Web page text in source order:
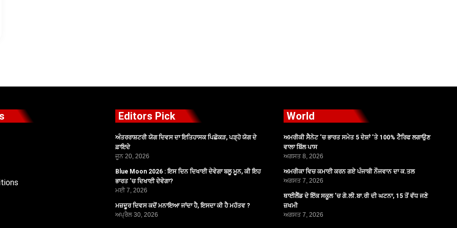
Editors Pick
ਅੰਤਰਰਾਸ਼ਟਰੀ ਯੋਗ ਦਿਵਸ ਦਾ ਇਤਿਹਾਸਕ ਪਿਛੋਕੜ, ਪੜ੍ਹੋ ਯੋਗ ਦੇ
ਫ਼ਾਇਦੇ
ਜੂਨ 20, 2026
Blue Moon 2026 : ਇਸ ਦਿਨ ਦਿਖਾਈ ਦੇਵੇਗਾ ਬਲੂ ਮੂਨ, ਕੀ ਇਹ
ਭਾਰਤ ‘ਚ ਦਿਖਾਈ ਦੇਵੇਗਾ?
ਮਈ 7, 2026
ਮਜ਼ਦੂਰ ਦਿਵਸ ਕਦੋਂ ਮਨਾਇਆ ਜਾਂਦਾ ਹੈ, ਇਸਦਾ ਕੀ ਹੈ ਮਹੱਤਵ ?
ਅਪ੍ਰੈਲ 30, 2026
World
ਅਮਰੀਕੀ ਸੈਨੇਟ ‘ਚ ਭਾਰਤ ਸਮੇਤ 5 ਦੇਸ਼ਾਂ ‘ਤੇ 100% ਟੈਰਿਫ ਲਗਾਉਣ
ਵਾਲਾ ਬਿੱਲ ਪਾਸ
ਅਗਸਤ 8, 2026
ਅਮਰੀਕਾ ਵਿਚ ਕਮਾਈ ਕਰਨ ਗਏ ਪੰਜਾਬੀ ਨੌਜਵਾਨ ਦਾ ਕ.ਤਲ
ਅਗਸਤ 7, 2026
ਥਾਈਲੈਂਡ ਦੇ ਇੱਕ ਸਕੂਲ ‘ਚ ਗੋ.ਲੀ.ਬਾ.ਰੀ ਦੀ ਘਟਨਾ, 15 ਤੋਂ ਵੱਧ ਜਣੇ
ਜ਼ਖਮੀ
ਅਗਸਤ 7, 2026